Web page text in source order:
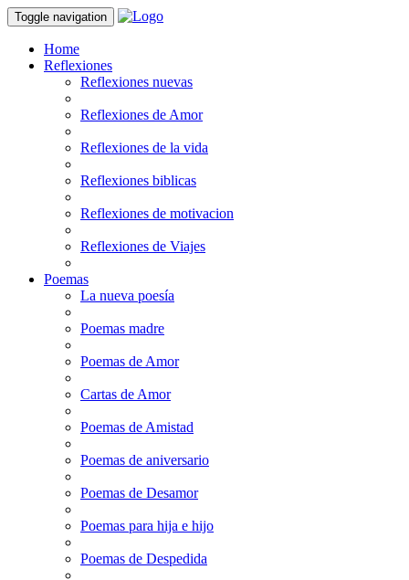
Toggle navigation
Home
Reflexiones
Reflexiones nuevas
Reflexiones de Amor
Reflexiones de la vida
Reflexiones biblicas
Reflexiones de motivacion
Reflexiones de Viajes
Poemas
La nueva poesía
Poemas madre
Poemas de Amor
Cartas de Amor
Poemas de Amistad
Poemas de aniversario
Poemas de Desamor
Poemas para hija e hijo
Poemas de Despedida